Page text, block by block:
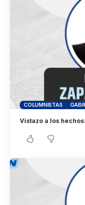
COLUMNISTAS
Vistazo a los